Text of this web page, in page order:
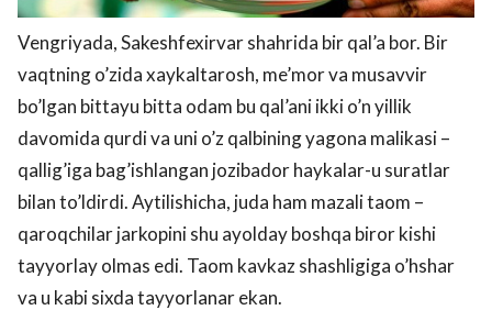
Vengriyada, Sakeshfexirvar shahrida bir qal’a bor. Bir
vaqtning o’zida xaykaltarosh, me’mor va musavvir
bo’lgan bittayu bitta odam bu qal’ani ikki o’n yillik
davomida qurdi va uni o’z qalbining yagona malikasi –
qallig’iga bag’ishlangan jozibador haykalar-u suratlar
bilan to’ldirdi. Aytilishicha, juda ham mazali taom –
qaroqchilar jarkopini shu ayolday boshqa biror kishi
tayyorlay olmas edi. Taom kavkaz shashligiga o’hshar
va u kabi sixda tayyorlanar ekan.